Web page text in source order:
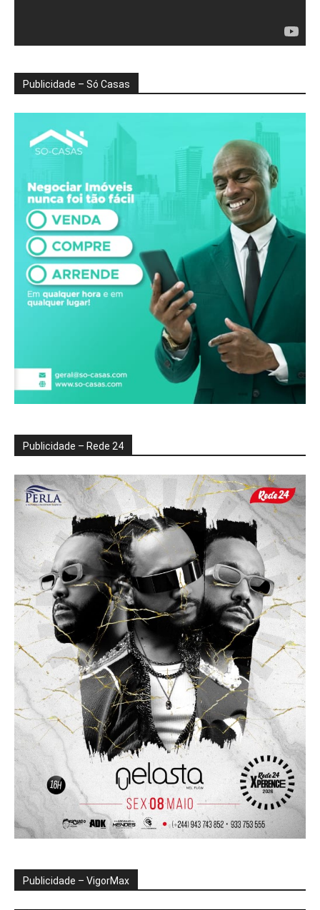
Publicidade – Só Casas
Publicidade – Rede 24
Publicidade – VigorMax